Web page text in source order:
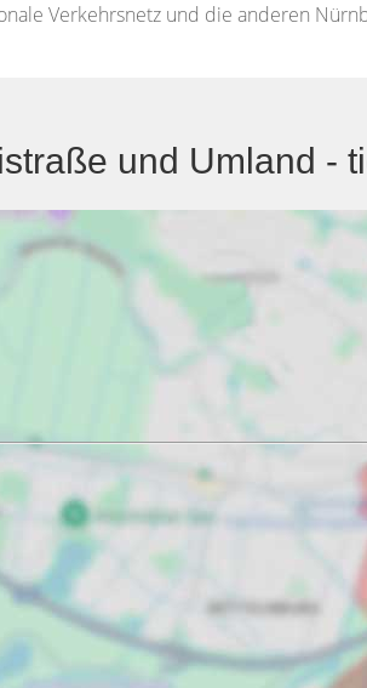
Verkehrsnetz und die anderen
und Umland -